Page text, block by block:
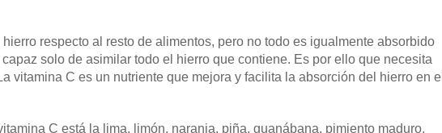
respecto al resto de alimentos, pero no todo es igualmente absorbido
solo de asimilar todo el hierro que contiene. Es por ello que necesita
vitamina C es un nutriente que mejora y facilita la absorción del hierro en el
C está la lima, limón, naranja, piña, guanábana, pimiento maduro,